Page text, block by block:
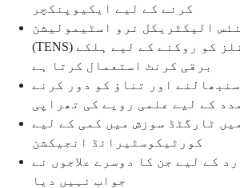
کرنے کے لیے ایکیوپنکچر
الیکٹریکل نرو اسٹیمولیشن
(TENS) جو درد کے سگنلز کو روکنے کے لیے ہلکے
برقی کرنٹ استعمال کرتا ہے
اور تناؤ کو دور کرنے
کے لیے علمی رویے کی تھراپی
ٹارگٹڈ سوزش میں کمی کے لیے
کورٹیکوسٹیرائڈ انجیکشن
کے لیے جن کا دوسرے علاجوں نے
جواب نہیں دیا